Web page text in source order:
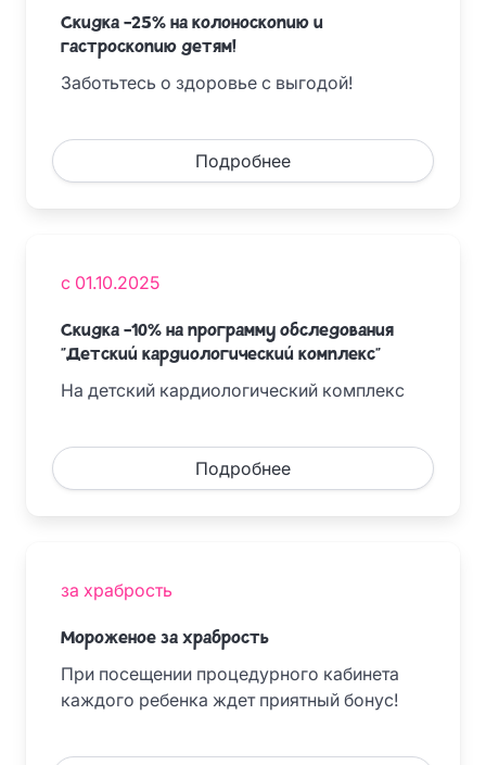
Скидка -25% на колоноскопию и
гастроскопию детям!
Заботьтесь о здоровье с выгодой!
Подробнее
с 01.10.2025
Скидка -10% на программу обследования
"Детский кардиологический комплекс"
На детский кардиологический комплекс
Подробнее
за храбрость
Мороженое за храбрость
При посещении процедурного кабинета
каждого ребенка ждет приятный бонус!